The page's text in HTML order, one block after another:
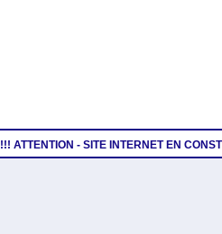
!!! ATTENTION - SITE INTERNET EN